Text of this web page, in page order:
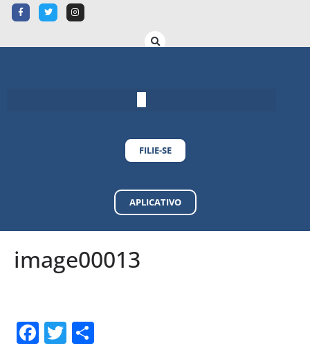
FILIE-SE
APLICATIVO
image00013
F T